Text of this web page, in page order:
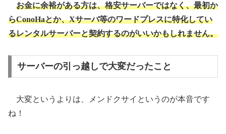
お金に余裕がある方は、格安サーバーではなく、最初か
らConoHaとか、Xサーバ等のワードプレスに特化してい
るレンタルサーバーと契約するのがいいかもしれません。
サーバーの引っ越しで大変だったこと
大変というよりは、メンドクサイというのが本音です
ね！